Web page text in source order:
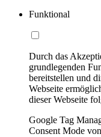
Funktional
Durch das
grundlegenden
bereitstellen und
Webseite
dieser Webseite
Google Tag
Consent Mode